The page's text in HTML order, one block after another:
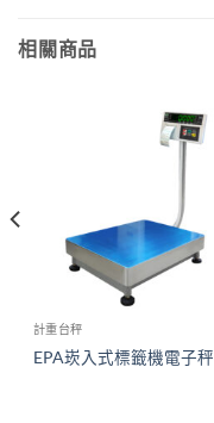
相關商品
計重台秤
EPA崁入式標籤機電子秤